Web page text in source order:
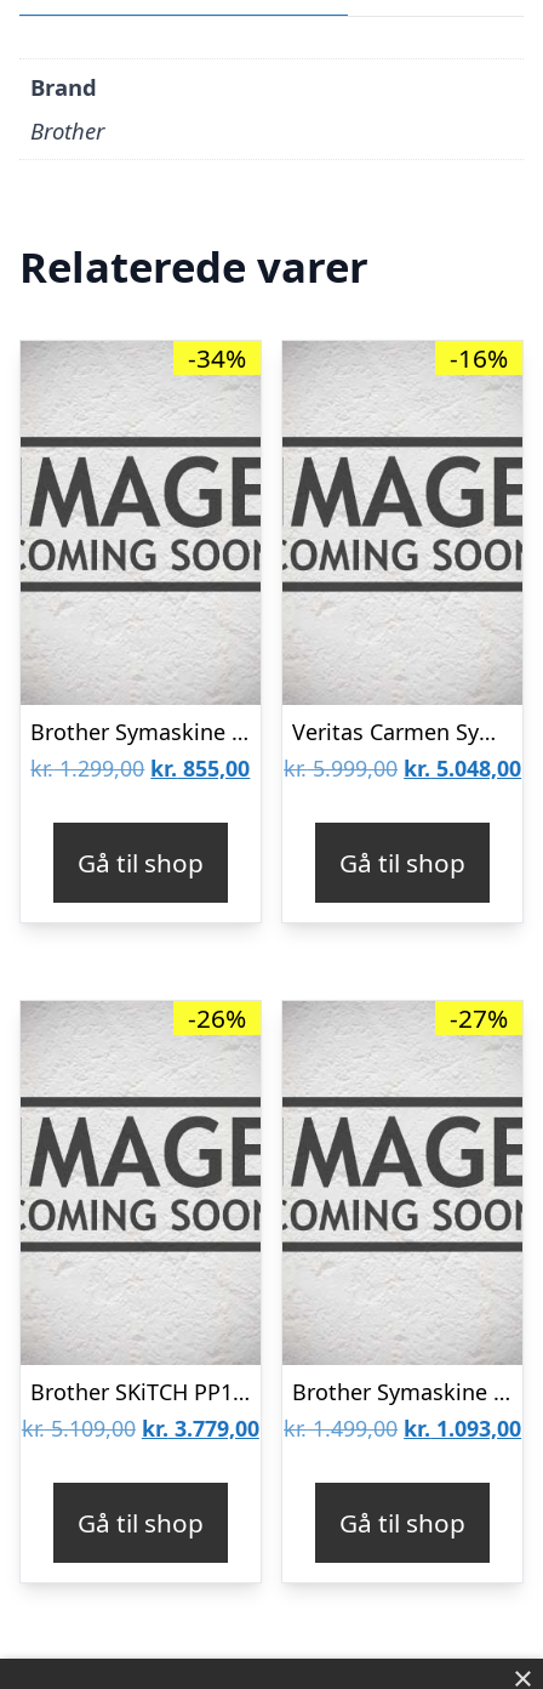
Brand
Brother
Relaterede varer
-34%
Brother Symaskine KE14S Hvid
kr.1.299,00 Den
kr. 1.299,00.
kr. 855,00Den
kr. 855,00.
Gå til shop
-16%
Veritas Carmen Symaskine
kr.5.999,00 Den
kr. 5.999,00.
kr. 5.048,00
Gå til shop
-26%
Brother SKiTCH PP1 broderimaskine
kr.5.109,00 Den
kr. 5.109,00.
kr. 3.779,00Den
kr. 3.779,00.
Gå til shop
-27%
Brother Symaskine RL417 Hvid
kr.1.499,00 Den
kr. 1.499,00.
kr. 1.093,00
Gå til shop
×